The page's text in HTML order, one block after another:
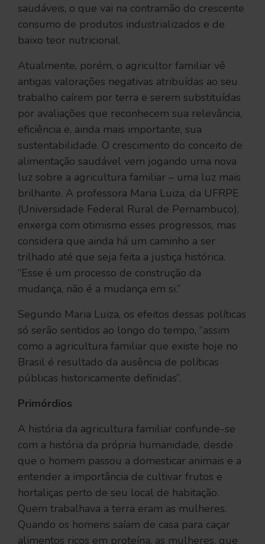
saudáveis, o que vai na contramão do crescente
consumo de produtos industrializados e de
baixo teor nutricional.
Atualmente, porém, o agricultor familiar vê
antigas valorações negativas atribuídas ao seu
trabalho caírem por terra e serem substituídas
por avaliações que reconhecem sua relevância,
eficiência e, ainda mais importante, sua
sustentabilidade. O crescimento do conceito de
alimentação saudável vem jogando uma nova
luz sobre a agricultura familiar – uma luz mais
brilhante. A professora Maria Luiza, da UFRPE
(Universidade Federal Rural de Pernambuco),
enxerga com otimismo esses progressos, mas
considera que ainda há um caminho a ser
trilhado até que seja feita a justiça histórica.
“Esse é um processo de construção da
mudança, não é a mudança em si.”
Segundo Maria Luiza, os efeitos dessas políticas
só serão sentidos ao longo do tempo, “assim
como a agricultura familiar que existe hoje no
Brasil é resultado da ausência de políticas
públicas historicamente definidas”.
Primórdios
A história da agricultura familiar confunde-se
com a história da própria humanidade, desde
que o homem passou a domesticar animais e a
entender a importância de cultivar frutos e
hortaliças perto de seu local de habitação.
Quem trabalhava a terra eram as mulheres.
Quando os homens saíam de casa para caçar
alimentos ricos em proteína, as mulheres, que